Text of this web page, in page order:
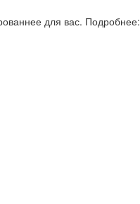
для вас. Подробнее: